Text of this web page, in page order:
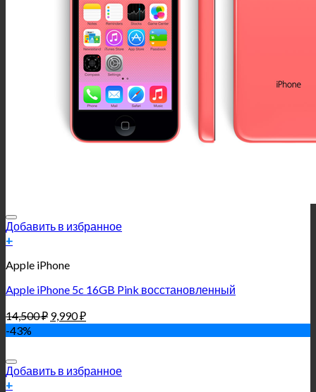
Добавить в избранное
+
Apple iPhone
Apple iPhone 5c 16GB Pink восстановленный
14,500₽ 9,990₽
-43%
Добавить в избранное
+